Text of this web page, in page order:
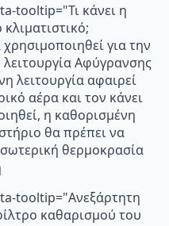
tooltip="Τι κάνει η
για την
Αφύγρανσης
λειτουργία αφαιρεί
αέρα και τον κάνει
η καθορισμένη
θα πρέπει να
θερμοκρασία
tooltip="Ανεξάρτητη
καθαρισμού του